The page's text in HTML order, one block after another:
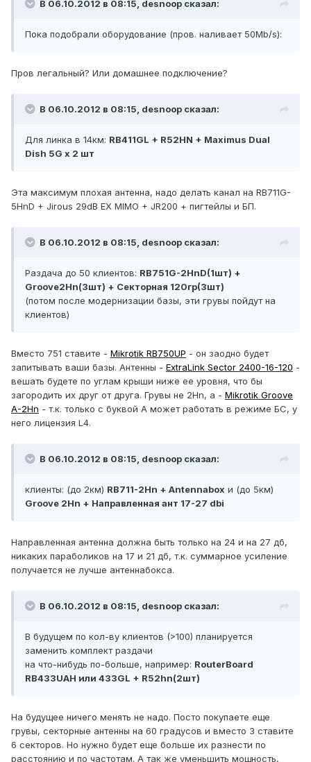
В 06.10.2012 в 08:15, desnoop сказал:
Пока подобрали оборудование (пров. наливает 50Mb/s):
Пров легальный? Или домашнее подключение?
В 06.10.2012 в 08:15, desnoop сказал:
Для линка в 14км: RB411GL + R52HN + Maximus Dual
Dish 5G x 2 шт
Эта максимум плохая антенна, надо делать канал на RB711G-
5HnD + Jirous 29dB EX MIMO + JR200 + пигтейлы и БП.
В 06.10.2012 в 08:15, desnoop сказал:
Раздача до 50 клиентов: RB751G-2HnD(1шт) +
Groove2Hn(3шт) + Секторная 120гр(3шт)
(потом после модернизации базы, эти грувы пойдут на
клиентов)
Вместо 751 ставите - Mikrotik RB750UP - он заодно будет
запитывать ваши базы. Антенны - ExtraLink Sector 2400-16-120 -
вешать будете по углам крыши ниже ее уровня, что бы
загородить их друг от друга. Грувы не 2Hn, а - Mikrotik Groove
A-2Hn - т.к. только с буквой А может работать в режиме БС, у
него лицензия L4.
В 06.10.2012 в 08:15, desnoop сказал:
клиенты: (до 2км) RB711-2Hn + Antennabox и (до 5км)
Groove 2Hn + Направленная ант 17-27 dbi
Направленная антенна должна быть только на 24 и на 27 дб,
никаких параболиков на 17 и 21 дб, т.к. суммарное усиление
получается не лучше антеннабокса.
В 06.10.2012 в 08:15, desnoop сказал:
В будущем по кол-ву клиентов (>100) планируется
заменить комплект раздачи
на что-нибудь по-больше, например: RouterBoard
RB433UAH или 433GL + R52hn(2шт)
На будущее ничего менять не надо. Посто покупаете еще
грувы, секторные антенны на 60 градусов и вместо 3 ставите
6 секторов. Но нужно будет еще больше их разнести по
расстоянию и по частотам. А так же уменьшить мощность,